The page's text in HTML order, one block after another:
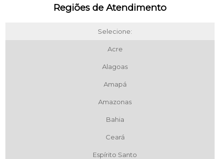
Regiões de Atendimento
Selecione:
Acre
Alagoas
Amapá
Amazonas
Bahia
Ceará
Espírito Santo